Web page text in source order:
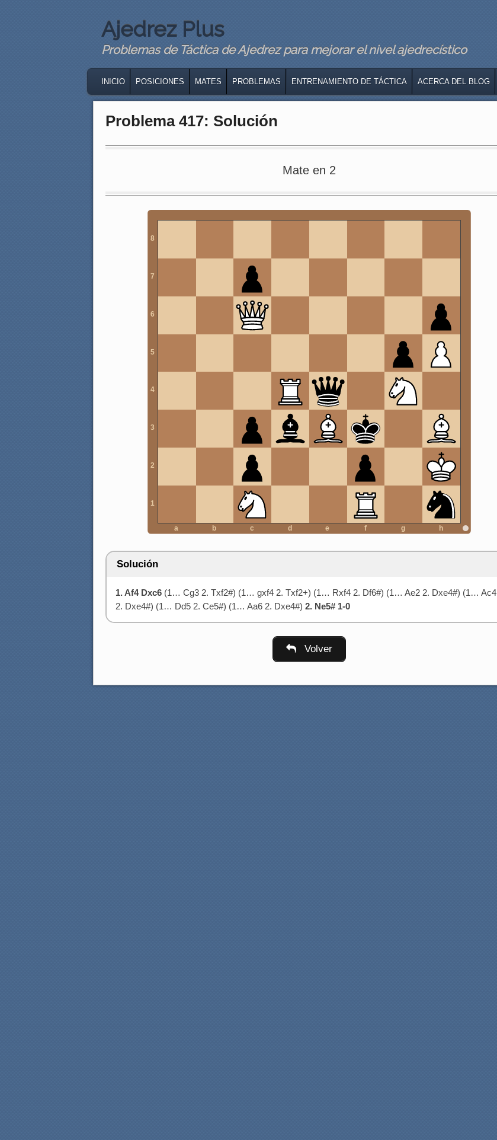
Ajedrez Plus
Problemas de Táctica de Ajedrez para mejorar el nivel ajedrecístico
SKIP TO PRIMARY CONTENT
SKIP TO SECONDARY CONTENT
INICIO POSICIONES MATES PROBLEMAS ENTRENAMIENTO DE TÁCTICA ACERCA DEL BLOG
Problema 417: Solución
Mate en 2
8
7
6
5
4
3
2
1
a b c d e f g h
Solución
1. Af4 Dxc6 (1… Cg3 2. Txf2#) (1… gxf4 2. Txf2+) (1… Rxf4 2. Df6#) (1… Ae2 2. Dxe4#) (1… Ac4
2. Dxe4#) (1… Dd5 2. Ce5#) (1… Aa6 2. Dxe4#) 2. Ne5# 1-0
Volver